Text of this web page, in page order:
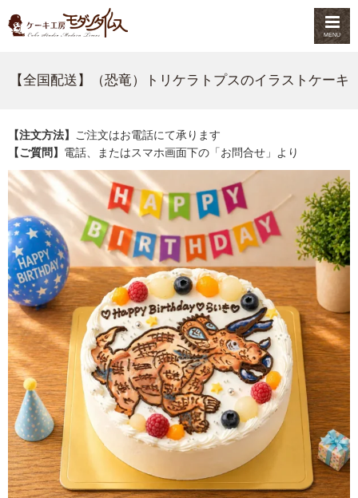
MENU
【全国配送】（恐竜）トリケラトプスのイラストケーキ
【注文方法】
ご注文はお電話にて承ります
【ご質問】 電話、またはスマホ画面下の「お問合せ」より